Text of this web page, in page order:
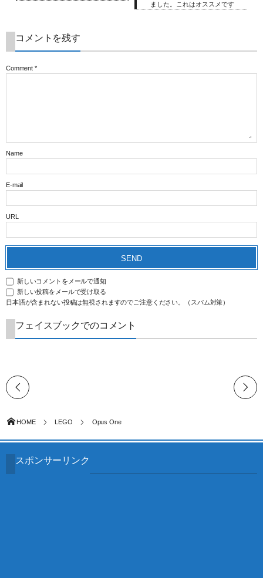
ました。これはオススメです
コメントを残す
Comment *
Name
E-mail
URL
新しいコメントをメールで通知
新しい投稿をメールで受け取る
日本語が含まれない投稿は無視されますのでご注意ください。（スパム対策）
フェイスブックでのコメント
HOME LEGO Opus One
スポンサーリンク